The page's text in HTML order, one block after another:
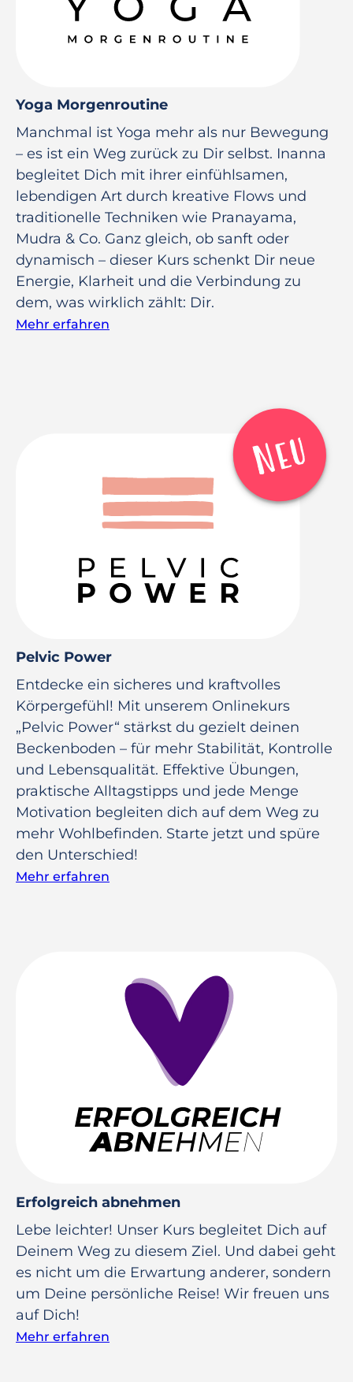
Yoga Morgenroutine
Manchmal ist Yoga mehr als nur Bewegung
– es ist ein Weg zurück zu Dir selbst. Inanna
begleitet Dich mit ihrer einfühlsamen,
lebendigen Art durch kreative Flows und
traditionelle Techniken wie Pranayama,
Mudra & Co. Ganz gleich, ob sanft oder
dynamisch – dieser Kurs schenkt Dir neue
Energie, Klarheit und die Verbindung zu
dem, was wirklich zählt: Dir.
Mehr erfahren
Pelvic Power
Entdecke ein sicheres und kraftvolles
Körpergefühl! Mit unserem Onlinekurs
„Pelvic Power“ stärkst du gezielt deinen
Beckenboden – für mehr Stabilität, Kontrolle
und Lebensqualität. Effektive Übungen,
praktische Alltagstipps und jede Menge
Motivation begleiten dich auf dem Weg zu
mehr Wohlbefinden. Starte jetzt und spüre
den Unterschied!
Mehr erfahren
Erfolgreich abnehmen
Lebe leichter! Unser Kurs begleitet Dich auf
Deinem Weg zu diesem Ziel. Und dabei geht
es nicht um die Erwartung anderer, sondern
um Deine persönliche Reise! Wir freuen uns
auf Dich!
Mehr erfahren